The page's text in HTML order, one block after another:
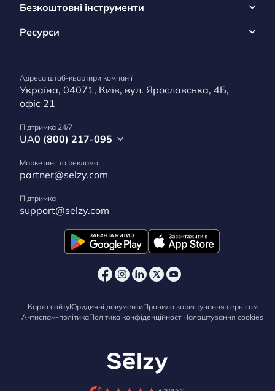
Безкоштовні інструменти
Ресурси
Адреса штаб-квартири компанії
Україна, 04071, Київ, вул. Ярославська, 4Б,
офіс 21
Підтримка 24/7
UA0 (800) 217-095
Маркетинг та реклама
partner@selzy.com
Підтримка
support@selzy.com
Карта сайтуЮридичні документиПравила користування сервісом
Антиспам-політикаПолітика конфіденційностіНалаштування cookies